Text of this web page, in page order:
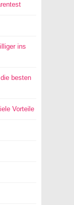
ins
besten
Vorteile